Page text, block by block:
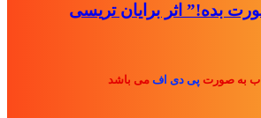
بده!” اثر برایان تریسی
به صورت پی دی اف می باشد